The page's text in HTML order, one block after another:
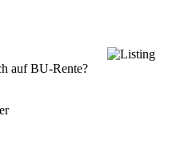
auf BU-Rente?